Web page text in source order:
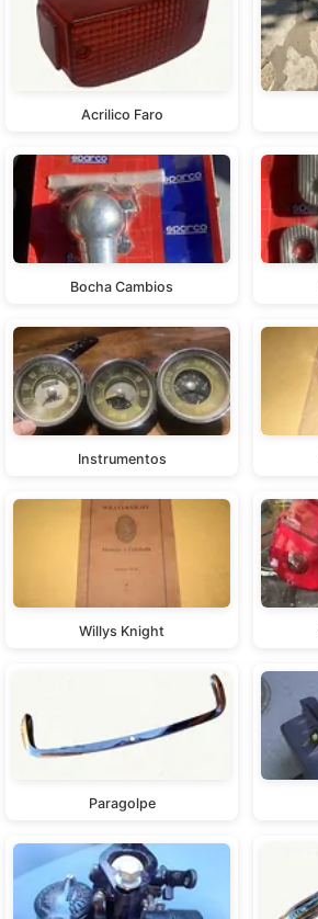
Acrilico Faro
Bocha Cambios
Instrumentos
Willys Knight
Paragolpe